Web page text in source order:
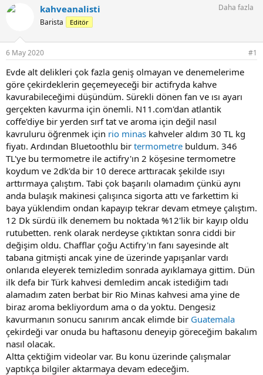
n
u
b
a
ş
l
a
t
a
n
ş
l
a
ı
ç
t
a
r
i
h
i
kahveanalisti
Barista Editör
Daha fazla
6 May 2020 #1
Evde alt delikleri çok fazla geniş olmayan ve denemelerime
göre çekirdeklerin geçemeyeceği bir actifryda kahve
kavurabileceğimi düşündüm. Sürekli dönen fan ve ısı ayarı
gerçekten kavurma için önemli. N11.com'dan atlantik
coffe'diye bir yerden sırf tat ve aroma için değil nasıl
kavruluru öğrenmek için rio minas kahveler aldım 30 TL kg
fiyatı. Ardından Bluetoothlu bir termometre buldum. 346
TL'ye bu termometre ile actifry'ın 2 köşesine termometre
koydum ve 2dk'da bir 10 derece arttıracak şekilde ısıyı
arttırmaya çalıştım. Tabi çok başarılı olamadım çünkü aynı
anda bulaşık makinesi çalışınca sigorta attı ve farkettim ki
baya yüklendim ondan kapayıp tekrar devam etmeye çalıştım.
12 Dk sürdü ilk denemem bu noktada %12'lik bir kayıp oldu
rutubetten. renk olarak nerdeyse çıktıktan sonra ciddi bir
değişim oldu. Chafflar çoğu Actifry'ın fanı sayesinde alt
tabana gitmişti ancak yine de üzerinde yapışanlar vardı
onlarıda eleyerek temizledim sonrada ayıklamaya gittim. Dün
ilk defa bir Türk kahvesi demledim ancak istediğim tadı
alamadım zaten berbat bir Rio Minas kahvesi ama yine de
biraz aroma bekliyordum ama o da yoktu. Dengesiz
kavurmanın sonucu sanırım ancak elimde bir Guatemala
çekirdeği var onuda bu haftasonu deneyip göreceğim bakalım
nasıl olacak.
Altta çektiğim videolar var. Bu konu üzerinde çalışmalar
yaptıkça bilgiler aktarmaya devam edeceğim.